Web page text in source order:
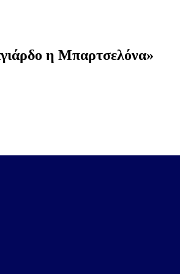
η Μπαρτσελόνα»